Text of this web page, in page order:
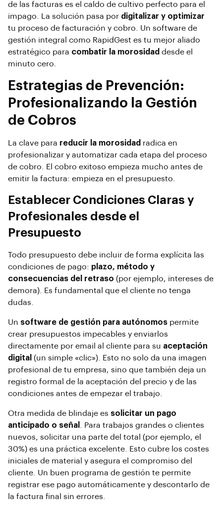
de las facturas es el caldo de cultivo perfecto para el
impago. La solución pasa por digitalizar y optimizar
tu proceso de facturación y cobro. Un software de
gestión integral como RapidGest es tu mejor aliado
estratégico para combatir la morosidad desde el
minuto cero.
Estrategias de Prevención:
Profesionalizando la Gestión
de Cobros
La clave para reducir la morosidad radica en
profesionalizar y automatizar cada etapa del proceso
de cobro. El cobro exitoso empieza mucho antes de
emitir la factura: empieza en el presupuesto.
Establecer Condiciones Claras y
Profesionales desde el
Presupuesto
Todo presupuesto debe incluir de forma explícita las
condiciones de pago: plazo, método y
consecuencias del retraso (por ejemplo, intereses de
demora). Es fundamental que el cliente no tenga
dudas.
Un software de gestión para autónomos permite
crear presupuestos impecables y enviarlos
directamente por email al cliente para su aceptación
digital (un simple «clic»). Esto no solo da una imagen
profesional de tu empresa, sino que también deja un
registro formal de la aceptación del precio y de las
condiciones antes de empezar el trabajo.
Otra medida de blindaje es solicitar un pago
anticipado o señal
. Para trabajos grandes o clientes
nuevos, solicitar una parte del total (por ejemplo, el
30%) es una práctica excelente. Esto cubre los costes
iniciales de material y asegura el compromiso del
cliente. Un buen programa de gestión te permite
registrar ese pago automáticamente y descontarlo de
la factura final sin errores.